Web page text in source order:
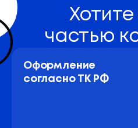
Хотите
частью
Оформление
согласно ТК РФ